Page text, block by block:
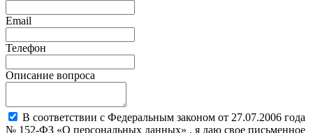
Email
Телефон
Описание вопроса
В соответствии с Федеральным законом от 27.07.2006 года
№ 152-ФЗ «О персональных данных» , я даю свое письменное